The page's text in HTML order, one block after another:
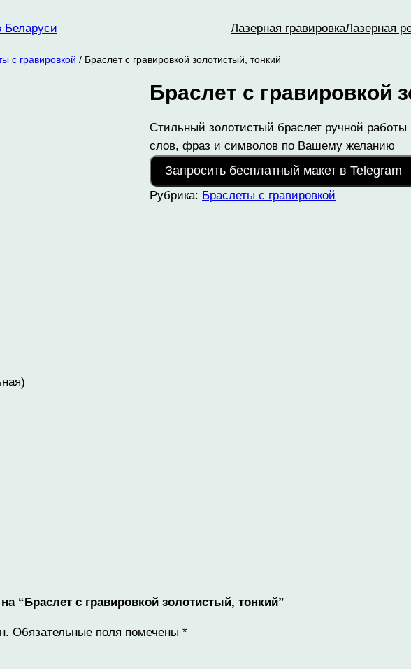
Беларуси Лазерная гравировкаЛазерная
с гравировкой / Браслет с гравировкой золотистый, тонкий
Браслет с гравировкой
Стильный золотистый браслет ручной
слов, фраз и символов по Вашему желанию
Запросить бесплатный макет в Telegram
Рубрика: Браслеты с гравировкой
“Браслет с гравировкой золотистый, тонкий”
Обязательные поля помечены *